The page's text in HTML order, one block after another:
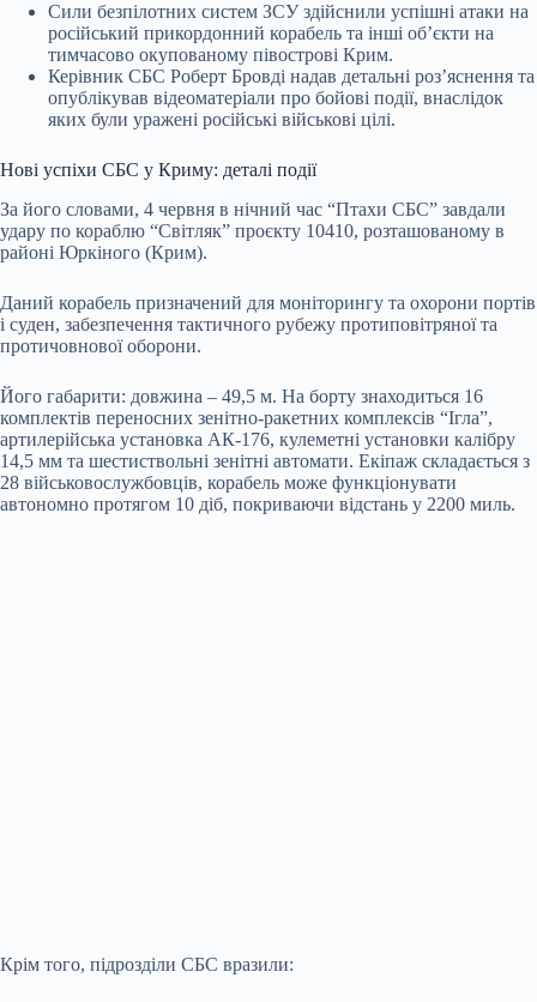
Сили безпілотних систем ЗСУ здійснили успішні атаки на
російський прикордонний корабель та інші об’єкти на
тимчасово окупованому півострові Крим.
Керівник СБС Роберт Бровді надав детальні роз’яснення та
опублікував відеоматеріали про бойові події, внаслідок
яких були уражені російські військові цілі.
Нові успіхи СБС у Криму: деталі події
За його словами, 4 червня в нічний час “Птахи СБС” завдали
удару по кораблю “Світляк” проєкту 10410, розташованому в
районі Юркіного (Крим).
Даний корабель призначений для моніторингу та охорони портів
і суден, забезпечення тактичного рубежу протиповітряної та
протичовнової оборони.
Його габарити: довжина – 49,5 м. На борту знаходиться 16
комплектів переносних зенітно-ракетних комплексів “Ігла”,
артилерійська установка АК-176, кулеметні установки калібру
14,5 мм та шестиствольні зенітні автомати. Екіпаж складається з
28 військовослужбовців, корабель може функціонувати
автономно протягом 10 діб, покриваючи відстань у 2200 миль.
Крім того, підрозділи СБС вразили: